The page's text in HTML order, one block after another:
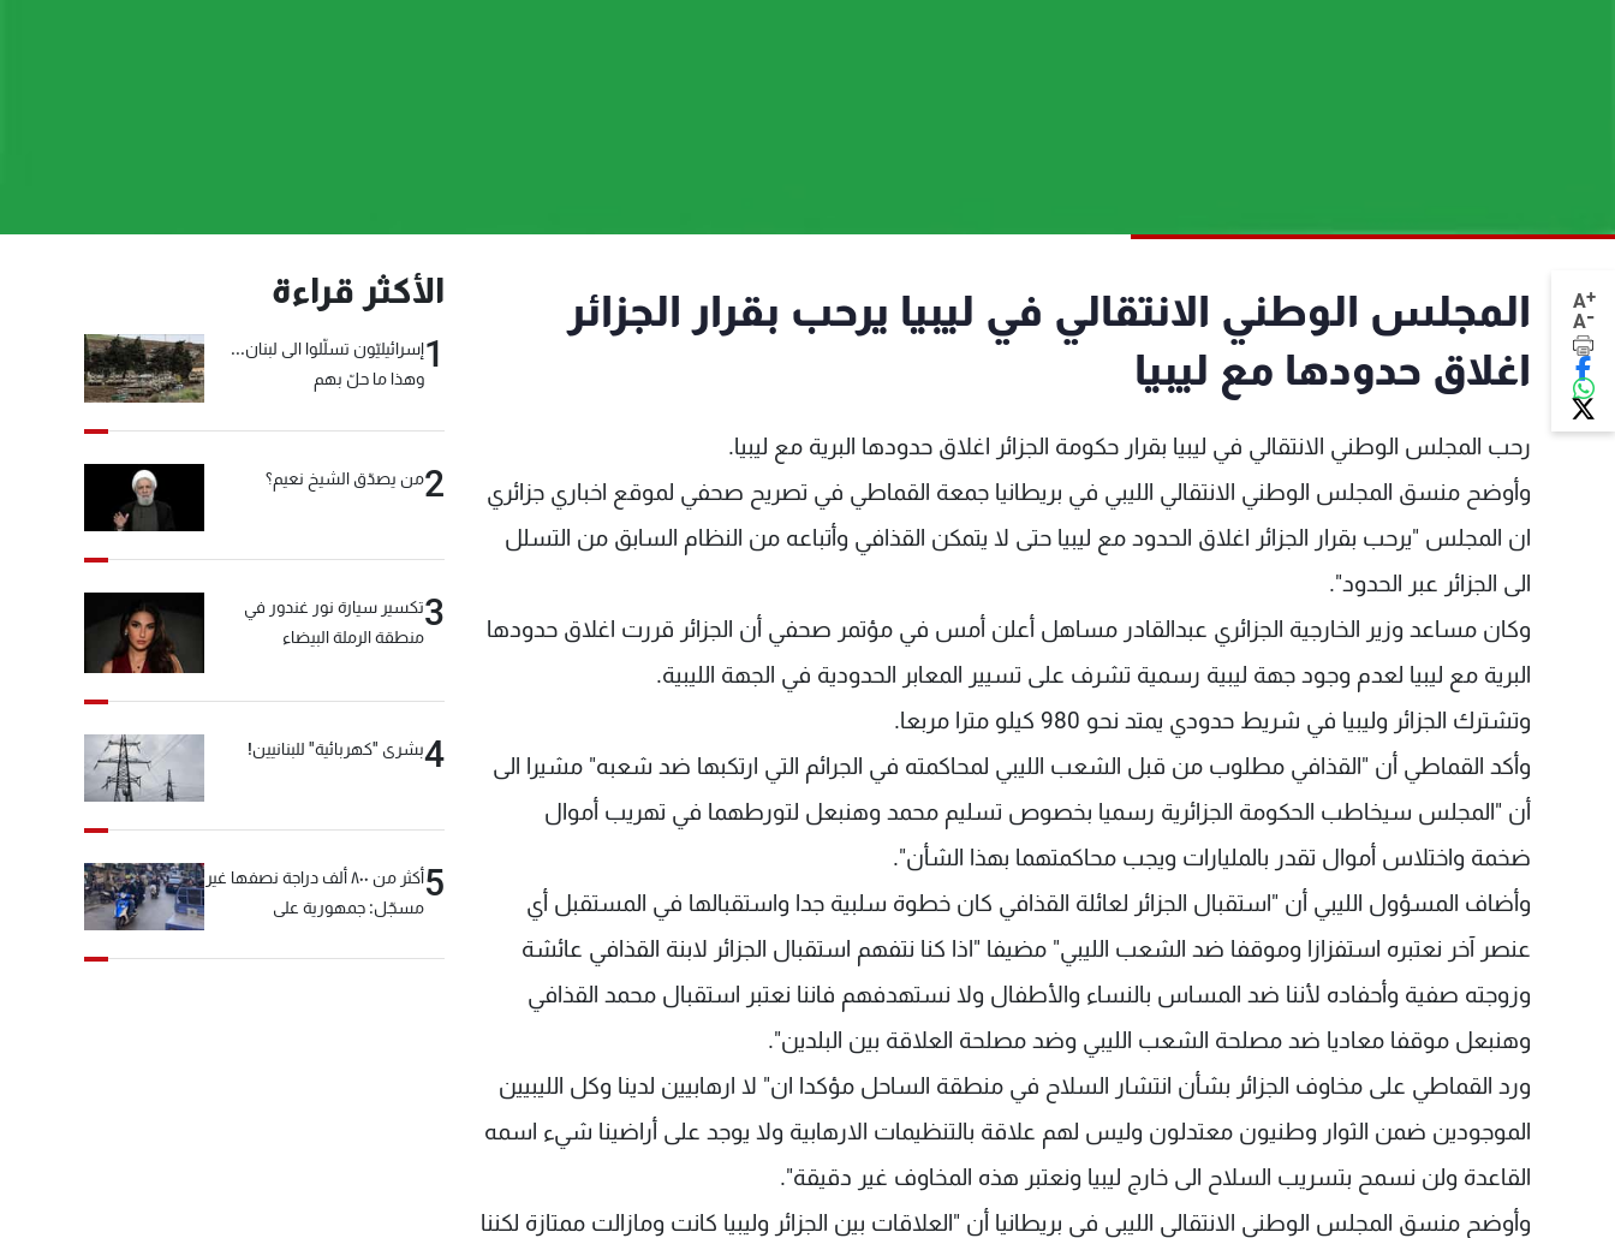
A+
A-
المجلس الوطني الانتقالي في ليبيا يرحب بقرار الجزائر
اغلاق حدودها مع ليبيا
رحب المجلس الوطني الانتقالي في ليبيا بقرار حكومة الجزائر اغلاق حدودها البرية مع ليبيا.
وأوضح منسق المجلس الوطني الانتقالي الليبي في بريطانيا جمعة القماطي في تصريح صحفي لموقع اخباري جزائري
ان المجلس "يرحب بقرار الجزائر اغلاق الحدود مع ليبيا حتى لا يتمكن القذافي وأتباعه من النظام السابق من التسلل
الى الجزائر عبر الحدود".
وكان مساعد وزير الخارجية الجزائري عبدالقادر مساهل أعلن أمس في مؤتمر صحفي أن الجزائر قررت اغلاق حدودها
البرية مع ليبيا لعدم وجود جهة ليبية رسمية تشرف على تسيير المعابر الحدودية في الجهة الليبية.
وتشترك الجزائر وليبيا في شريط حدودي يمتد نحو 980 كيلو مترا مربعا.
وأكد القماطي أن "القذافي مطلوب من قبل الشعب الليبي لمحاكمته في الجرائم التي ارتكبها ضد شعبه" مشيرا الى
أن "المجلس سيخاطب الحكومة الجزائرية رسميا بخصوص تسليم محمد وهنبعل لتورطهما في تهريب أموال
ضخمة واختلاس أموال تقدر بالمليارات ويجب محاكمتهما بهذا الشأن".
وأضاف المسؤول الليبي أن "استقبال الجزائر لعائلة القذافي كان خطوة سلبية جدا واستقبالها في المستقبل أي
عنصر آخر نعتبره استفزازا وموقفا ضد الشعب الليبي" مضيفا "اذا كنا نتفهم استقبال الجزائر لابنة القذافي عائشة
وزوجته صفية وأحفاده لأننا ضد المساس بالنساء والأطفال ولا نستهدفهم فاننا نعتبر استقبال محمد القذافي
وهنبعل موقفا معاديا ضد مصلحة الشعب الليبي وضد مصلحة العلاقة بين البلدين".
ورد القماطي على مخاوف الجزائر بشأن انتشار السلاح في منطقة الساحل مؤكدا ان" لا ارهابيين لدينا وكل الليبيين
الموجودين ضمن الثوار وطنيون معتدلون وليس لهم علاقة بالتنظيمات الارهابية ولا يوجد على أراضينا شيء اسمه
القاعدة ولن نسمح بتسريب السلاح الى خارج ليبيا ونعتبر هذه المخاوف غير دقيقة".
وأوضح منسق المجلس الوطني الانتقالي الليبي في بريطانيا أن "العلاقات بين الجزائر وليبيا كانت ومازالت ممتازة لكننا
الأكثر قراءة
1إسرائيليّون تسلّلوا الى لبنان...
وهذا ما حلّ بهم
2من يصدّق الشيخ نعيم؟
3تكسير سيارة نور غندور في
منطقة الرملة البيضاء
4بشرى "كهربائية" للبنانيين!
5
أكثر من ٨٠٠ ألف دراجة نصفها غير
مسجّل: جمهورية على